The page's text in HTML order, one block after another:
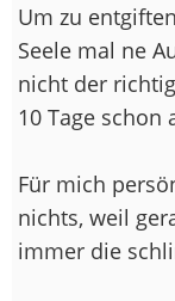
Um zu
Seele mal ne
nicht der
10 Tage schon
Für mich
nichts, weil
immer die